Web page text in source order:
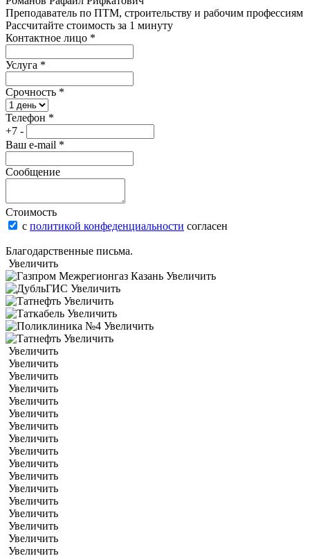
Преподаватель по ПТМ, строительству и рабочим профессиям
Рассчитайте стоимость за 1 минуту
Контактное лицо *
Услуга *
Срочность *
Телефон *
+7 -
Ваш e-mail *
Сообщение
Стоимость
с политикой конфеденциальности согласен
Благодарственные письма.
Увеличить
Увеличить
Увеличить
Увеличить
Увеличить
Увеличить
Увеличить
Увеличить
Увеличить
Увеличить
Увеличить
Увеличить
Увеличить
Увеличить
Увеличить
Увеличить
Увеличить
Увеличить
Увеличить
Увеличить
Увеличить
Увеличить
Увеличить
Увеличить